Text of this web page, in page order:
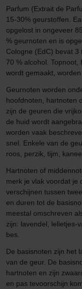
Parfum (Extrait de
15-30% geurstoffen.
opgelost in ongeveer
% geurnoten en is
Cologne (EdC) bevat
70 % alcohol.
wordt gemaakt,
Geurnoten worden
hoofdnoten, hartnoten
zijn de geuren die
de huid wordt
worden vaak
snel. Enkele van de
roos, perzik, tijm,
Hartnoten of
merk je vlak voordat je
verschijnen tussen
en duren tot de
meestal omschreven
zijn: lavendel, lelietjes-
bes.
De basisnoten zijn het
van de geur. De
hartnoten en zijn
en pas tevoorschijn